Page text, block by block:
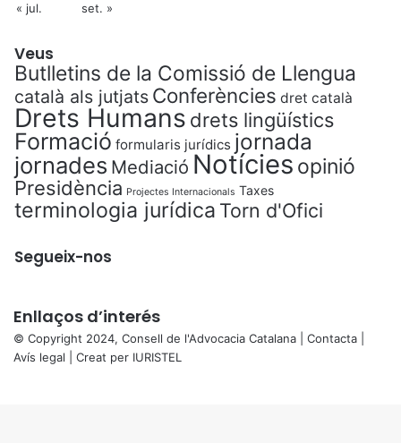
« jul.
set. »
Veus
Butlletins de la Comissió de Llengua
català als jutjats Conferències dret català
Drets Humans drets lingüístics
Formació formularis jurídics jornada
jornades Mediació Notícies opinió
Presidència Projectes Internacionals Taxes
terminologia jurídica Torn d'Ofici
Segueix-nos
Enllaços d’interés
© Copyright 2024, Consell de l'Advocacia Catalana | Contacta
Avís legal | Creat per IURISTEL